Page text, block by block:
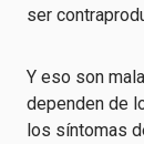
ser
Y eso son
dependen de
los síntomas